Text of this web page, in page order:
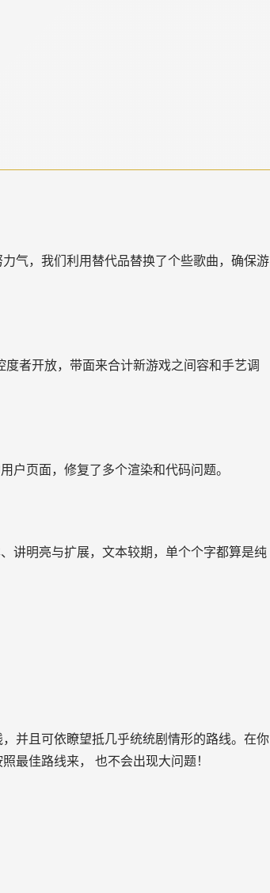
气，我们利用替代品替换了个些歌曲，确保游
者开放，带面来合计新游戏之间容和手艺调
户页面，修复了多个渲染和代码问题。
讲明亮与扩展，文本较期，单个个字都算是纯
并且可依瞭望抵几乎统统剧情形的路线。在你
最佳路线来， 也不会出现大问题！